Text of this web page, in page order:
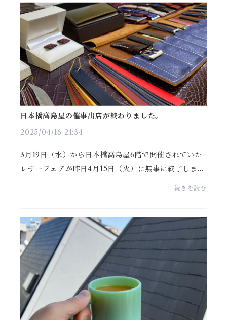
日本橋高島屋の催事出店が終わりました。
2025/04/16 21:34
3月19日（水）から日本橋高島屋6階で開催されていた
レザーフェアが昨日4月15日（火）に無事に終了しまし
た。3月19日から3月25日の1週間は「エキゾチックレ
続きを読む